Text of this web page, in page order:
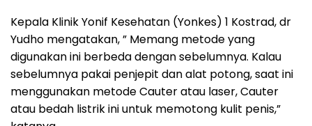
Kepala Klinik Yonif Kesehatan (Yonkes) 1 Kostrad, dr
Yudho mengatakan, ” Memang metode yang
digunakan ini berbeda dengan sebelumnya. Kalau
sebelumnya pakai penjepit dan alat potong, saat ini
menggunakan metode Cauter atau laser, Cauter
atau bedah listrik ini untuk memotong kulit penis,”